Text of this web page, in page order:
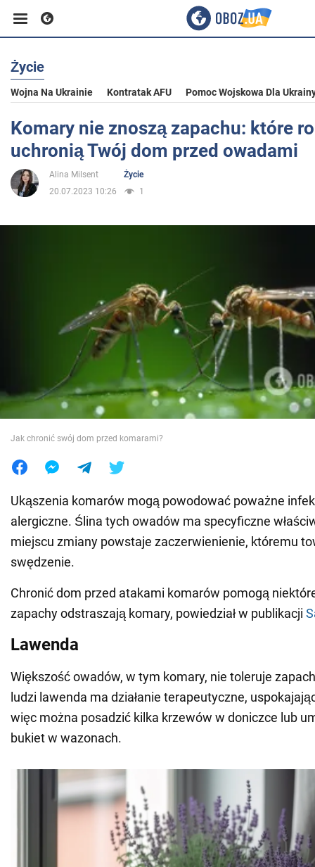
Biznes
Sport
Rozrywka
Społeczeństwo
Wojna na Ukrainie
Świat
Jedzenie
Życie
Wojna Na Ukrainie Kontratak AFU Pomoc Wojskowa Dla
Komary nie znoszą zapachu: które
uchronią Twój dom przed owadami
Alina Milsent
Życie
20.07.2023 10:26
1
Jak chronić swój dom przed komarami?
Ukąszenia komarów mogą powodować poważne
alergiczne. Ślina tych owadów ma specyficzne
miejscu zmiany powstaje zaczerwienienie, któremu
swędzenie.
Chronić dom przed atakami komarów pomogą
zapachy odstraszają komary, powiedział w publikacji
Lawenda
Większość owadów, w tym komary, nie toleruje
ludzi lawenda ma działanie terapeutyczne,
więc można posadzić kilka krzewów w doniczce lub
bukiet w wazonach.